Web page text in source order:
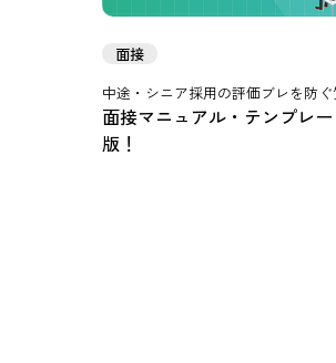
面接
中途・シニア採用の評価ブレを防
面接マニュアル・テンプレ
版！